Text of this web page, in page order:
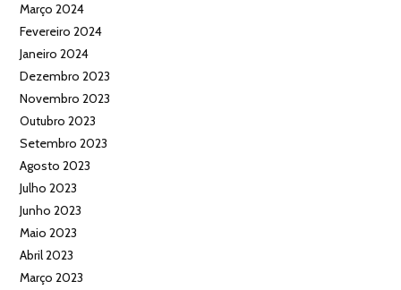
Março 2024
Fevereiro 2024
Janeiro 2024
Dezembro 2023
Novembro 2023
Outubro 2023
Setembro 2023
Agosto 2023
Julho 2023
Junho 2023
Maio 2023
Abril 2023
Março 2023